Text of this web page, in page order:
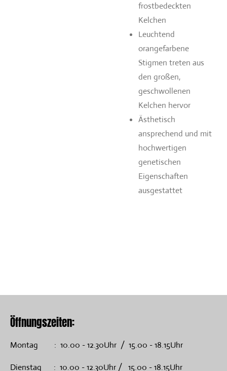
frostbedeckten
Kelchen
Leuchtend
orangefarbene
Stigmen treten aus
den großen,
geschwollenen
Kelchen hervor
Ästhetisch
ansprechend und mit
hochwertigen
genetischen
Eigenschaften
ausgestattet
Öffnungszeiten:
Montag : 10.00 - 12.30Uhr / 15.00 - 18.15Uhr
Dienstag : 10.00 - 12.30Uhr / 15.00 - 18.15Uhr